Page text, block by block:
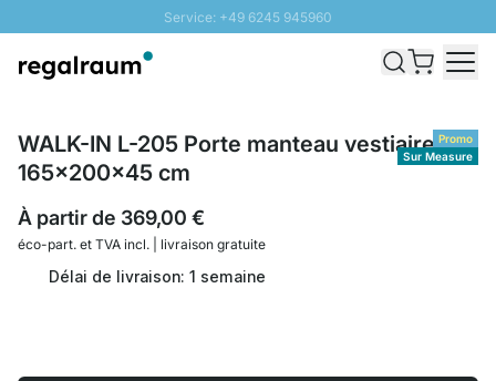
Service: +49 6245 945960
Livraison rapide - Livraison gratuite dès 100€
Promo
Sur Measure
WALK-IN L-205 Porte manteau vestiaire |
165x200x45 cm
À partir de 369,00 €
éco-part. et TVA incl. | livraison gratuite
Délai de livraison: 1 semaine